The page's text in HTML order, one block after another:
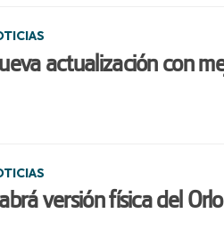
actualización con
versión física del